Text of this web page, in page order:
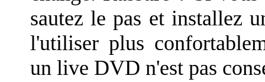
sautez le pas et installez
l'utiliser plus
un live DVD n'est pas